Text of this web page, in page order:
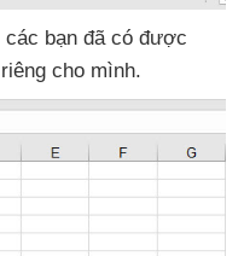
các bạn đã có được
riêng cho mình.